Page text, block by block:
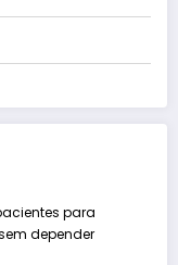
para
depender